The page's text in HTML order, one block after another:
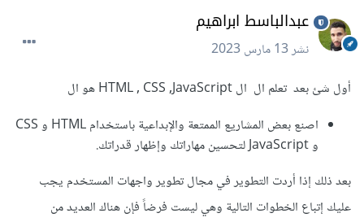
عبدالباسط ابراهيم
نشر13 مارس 2023
أول شئ بعد تعلم ال ال HTML , CSS ,JavaScript هو ال
اصنع بعض المشاريع الممتعة والإبداعية باستخدام HTML و CSS
و JavaScript لتحسين مهاراتك وإظهار قدراتك.
بعد ذلك إذا أردت التطوير في مجال تطوير واجهات المستخدم يجب
عليك إتباع الخطوات التالية وهي ليست فرضاً فإن هناك العديد من